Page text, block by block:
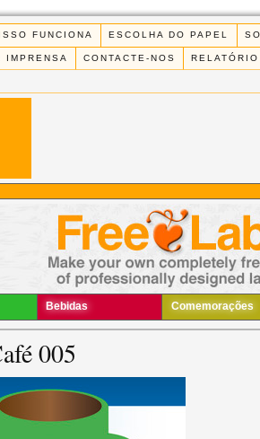
FUNCIONA ESCOLHA DO PAPEL
IMPRENSA CONTACTE-NOS
Bebidas Comemorações
005